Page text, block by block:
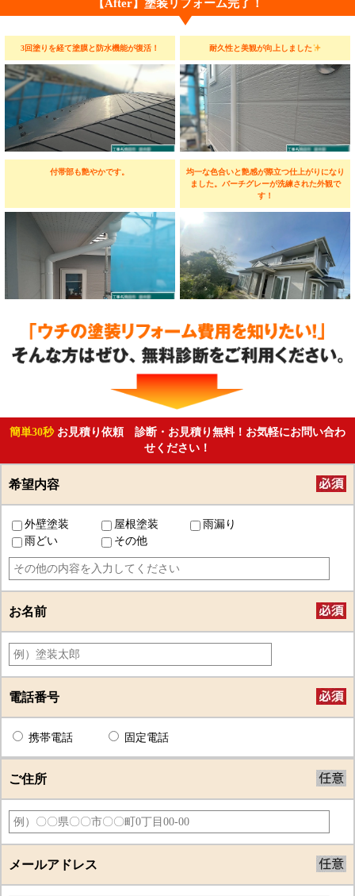
【After】塗装リフォーム完了！
3回塗りを経て塗膜と防水機能が復活！ 耐久性と美観が向上しました
付帯部も艶やかです。
均一な色合いと艶感が際立つ仕上がりになり
ました。バーチグレーが洗練された外観で
す！
簡単30秒 お見積り依頼 診断・お見積り無料！お気軽にお問い合わ
せください！
希望内容
外壁塗装 屋根塗装
雨漏り
雨どい
その他
お名前
電話番号
携帯電話 固定電話
ご住所
メールアドレス